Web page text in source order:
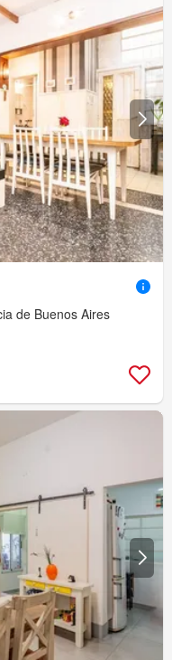
de Buenos Aires